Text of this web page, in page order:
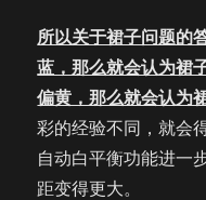
所以关于裙子问题的
蓝，那么就会认为裙
偏黄，那么就会认为
彩的经验不同，就会
自动白平衡功能进一
距变得更大。